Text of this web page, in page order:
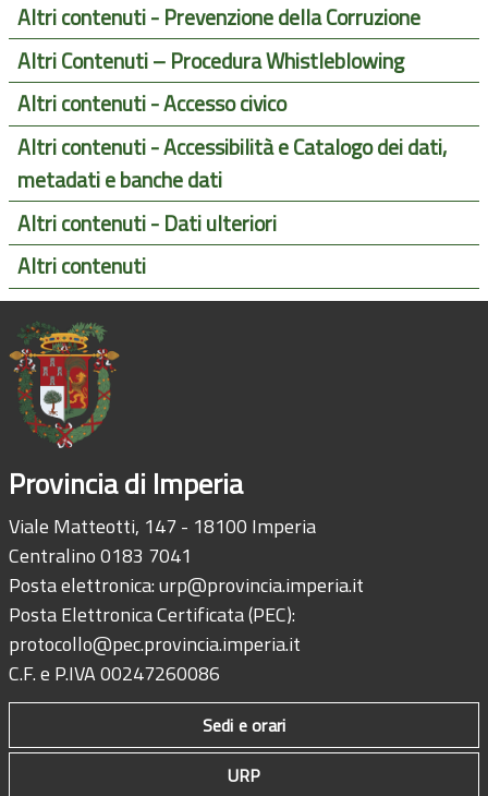
Altri contenuti - Prevenzione della Corruzione
Altri Contenuti – Procedura Whistleblowing
Altri contenuti - Accesso civico
Altri contenuti - Accessibilità e Catalogo dei dati,
metadati e banche dati
Altri contenuti - Dati ulteriori
Altri contenuti
Provincia di Imperia
Viale Matteotti, 147 - 18100 Imperia
Centralino 0183 7041
Posta elettronica:urp@provincia.imperia.it
Posta Elettronica Certificata (PEC):
protocollo@pec.provincia.imperia.it
C.F. e P.IVA 00247260086
Sedi e orari
URP